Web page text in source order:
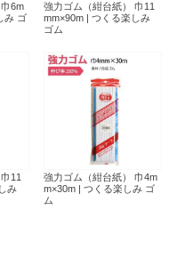
6m
み ゴ
強力ゴム（紺台紙） 巾11
mm×90m | つくる楽しみ
ゴム
11
み
強力ゴム（紺台紙） 巾4m
m×30m | つくる楽しみ ゴ
ム